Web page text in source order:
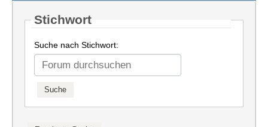
Stichwort
Suche nach Stichwort: